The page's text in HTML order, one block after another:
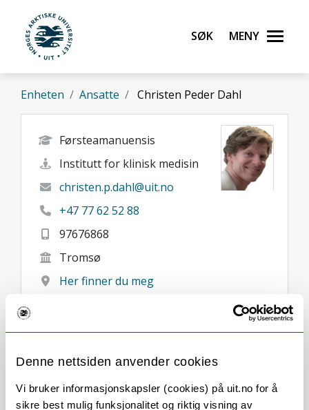
Denne nettsiden anvender cookies
Vi bruker informasjonskapsler (cookies) på uit.no for å
sikre best mulig funksjonalitet og riktig visning av
Gå til hovedinnhold
UiT Norges arktiske universitet
Søk Meny
Enheten Ansatte Christen Peder Dahl
Førsteamanuensis
Institutt for klinisk medisin
christen.p.dahl@uit.no
+47 77 62 52 88
97676868
Tromsø
Her finner du meg
Om
Forskning og undervisning